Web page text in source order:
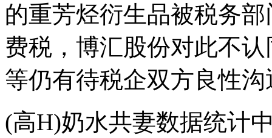
的重芳烃衍生品被税务
费税，博汇股份对此不
等仍有待税企双方良性沟
(高H)奶水共妻数据统计